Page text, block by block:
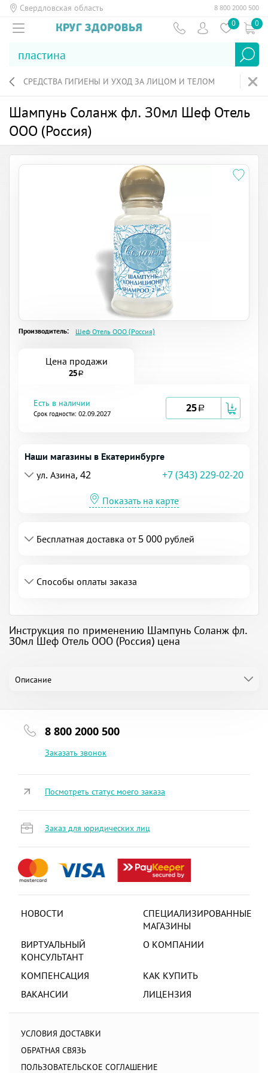
Свердловская область 8 800 2000 500
0 0
СРЕДСТВА ГИГИЕНЫ И УХОД ЗА ЛИЦОМ И ТЕЛОМ
Шампунь Соланж фл. 30мл Шеф Отель
ООО (Россия)
Производитель: Шеф Отель ООО (Россия)
Цена продажи
25 a
Есть в наличии
Срок годности: 02.09.2027 25a
Наши магазины в Екатеринбурге
ул. Азина, 42
+7 (343) 229-02-20
Показать на карте
Бесплатная доставка от 5 000 рублей
Способы оплаты заказа
Инструкция по применению Шампунь Соланж фл.
30мл Шеф Отель ООО (Россия) цена
Описание
8 800 2000 500
Заказать звонок
НОВОСТИ
СПЕЦИАЛИЗИРОВАННЫЕ
МАГАЗИНЫ
ВИРТУАЛЬНЫЙ
КОНСУЛЬТАНТ
О КОМПАНИИ
КОМПЕНСАЦИЯ
КАК КУПИТЬ
ВАКАНСИИ
ЛИЦЕНЗИЯ
УСЛОВИЯ ДОСТАВКИ
ОБРАТНАЯ СВЯЗЬ
ПОЛЬЗОВАТЕЛЬСКОЕ СОГЛАШЕНИЕ
Посмотреть статус моего заказа
Заказ для юридических лиц